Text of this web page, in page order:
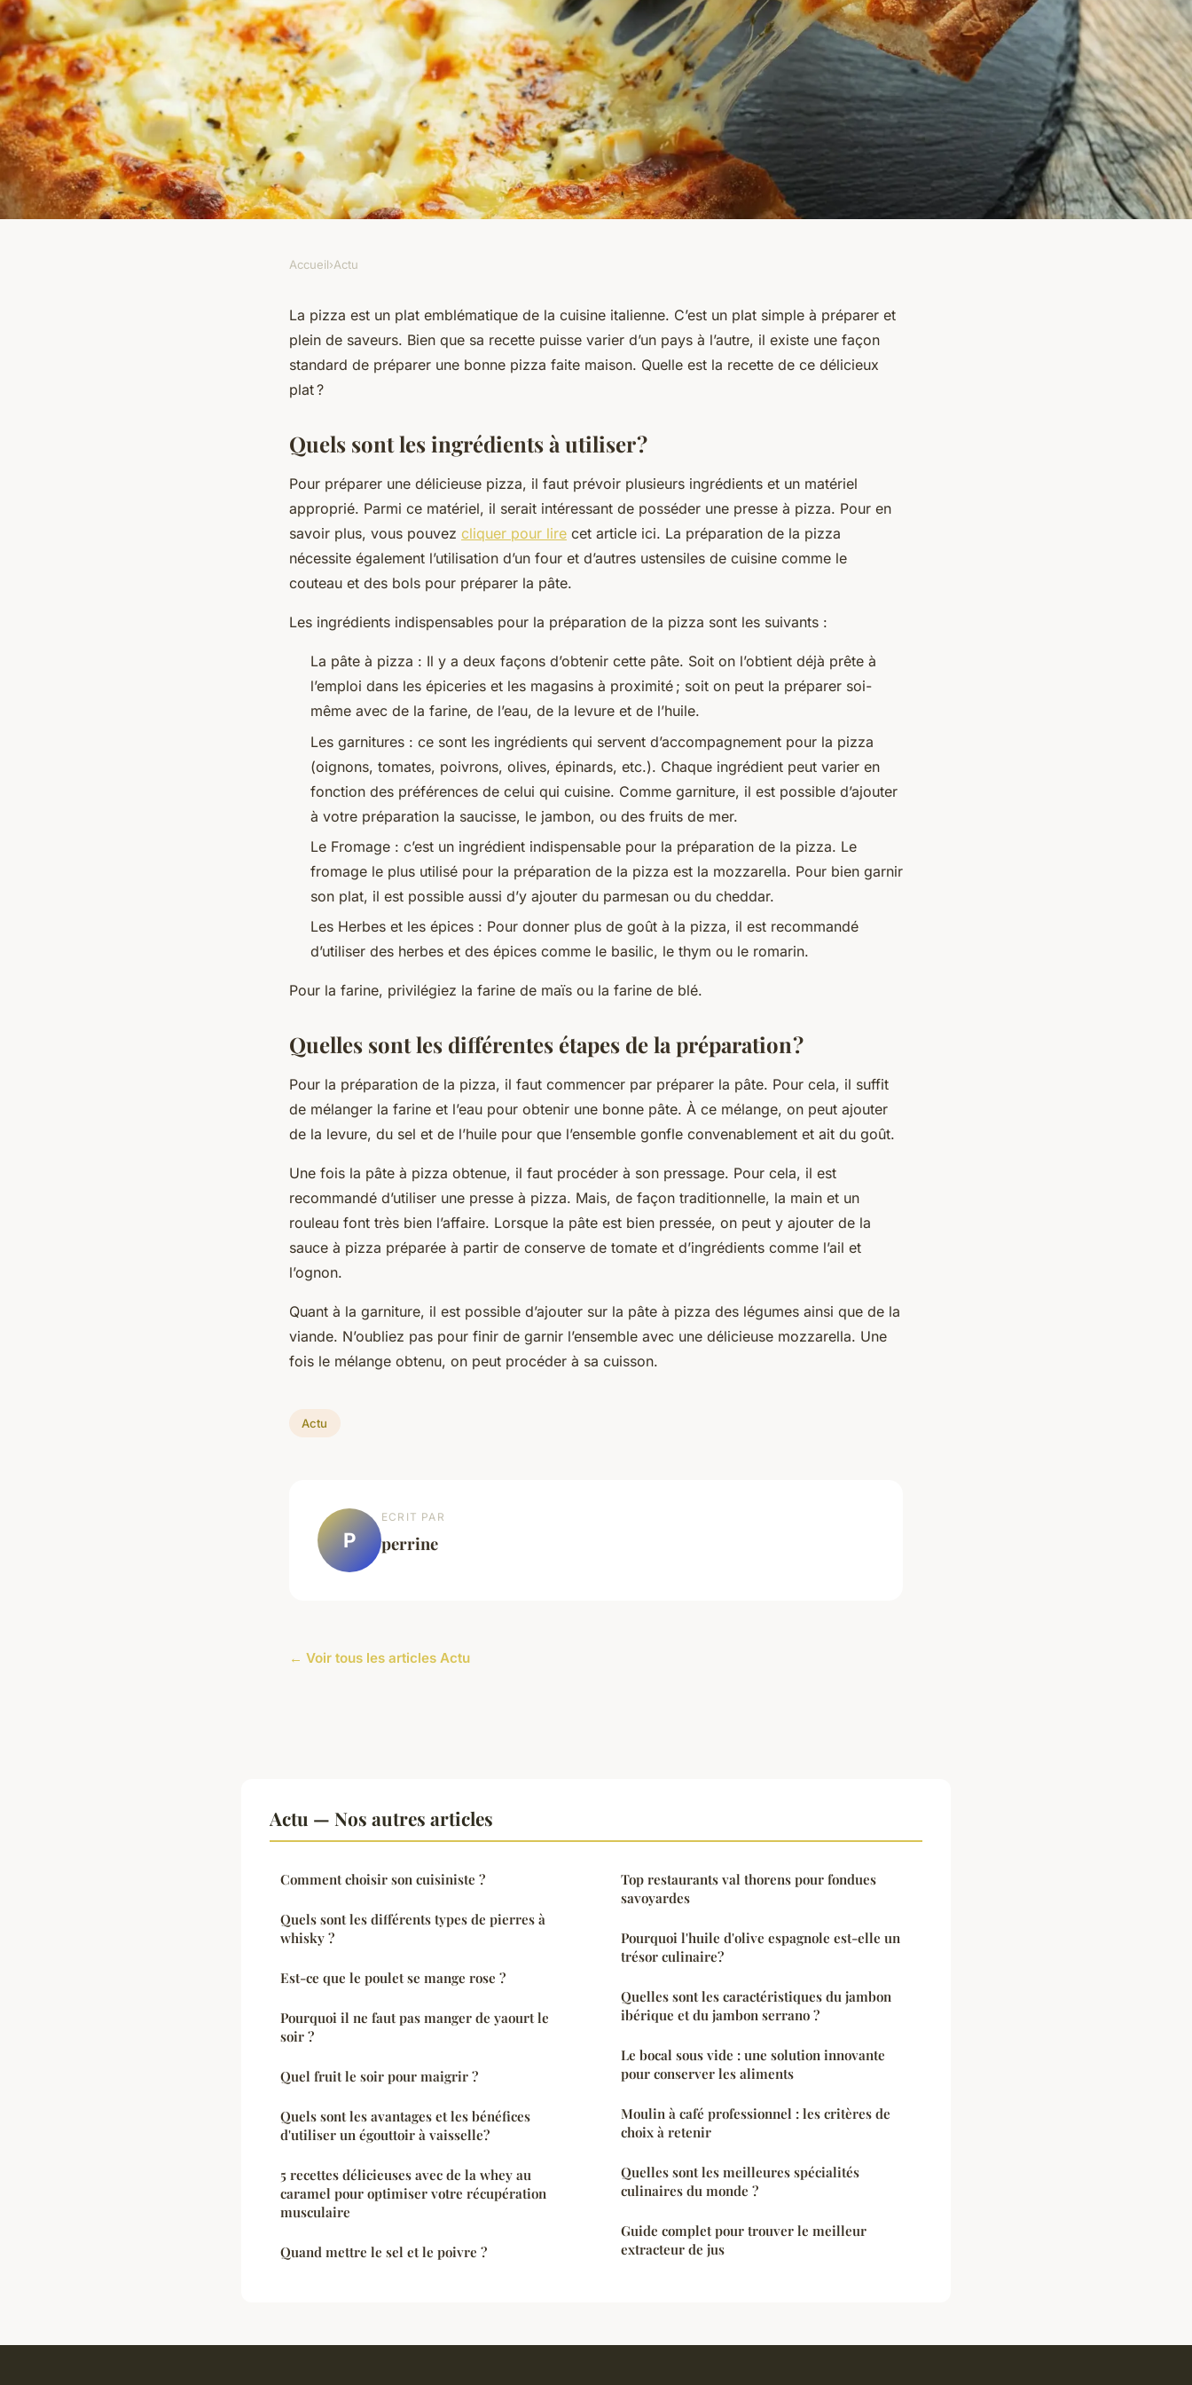
Comment préparer une délicieuse
Accueil›Actu
La pizza est un plat emblématique de la cuisine italienne. C’est un plat simple à préparer et
plein de saveurs. Bien que sa recette puisse varier d’un pays à l’autre, il existe une façon
standard de préparer une bonne pizza faite maison. Quelle est la recette de ce délicieux
plat ?
Quels sont les ingrédients à utiliser ?
Pour préparer une délicieuse pizza, il faut prévoir plusieurs ingrédients et un matériel
approprié. Parmi ce matériel, il serait intéressant de posséder une presse à pizza. Pour en
savoir plus, vous pouvez cliquer pour lire cet article ici. La préparation de la pizza
nécessite également l’utilisation d’un four et d’autres ustensiles de cuisine comme le
couteau et des bols pour préparer la pâte.
Les ingrédients indispensables pour la préparation de la pizza sont les suivants :
La pâte à pizza : Il y a deux façons d’obtenir cette pâte. Soit on l’obtient déjà prête à
l’emploi dans les épiceries et les magasins à proximité ; soit on peut la préparer soi-
même avec de la farine, de l’eau, de la levure et de l’huile.
Les garnitures : ce sont les ingrédients qui servent d’accompagnement pour la pizza
(oignons, tomates, poivrons, olives, épinards, etc.). Chaque ingrédient peut varier en
fonction des préférences de celui qui cuisine. Comme garniture, il est possible d’ajouter
à votre préparation la saucisse, le jambon, ou des fruits de mer.
Le Fromage : c’est un ingrédient indispensable pour la préparation de la pizza. Le
fromage le plus utilisé pour la préparation de la pizza est la mozzarella. Pour bien garnir
son plat, il est possible aussi d’y ajouter du parmesan ou du cheddar.
Les Herbes et les épices : Pour donner plus de goût à la pizza, il est recommandé
d’utiliser des herbes et des épices comme le basilic, le thym ou le romarin.
Pour la farine, privilégiez la farine de maïs ou la farine de blé.
Quelles sont les différentes étapes de la préparation ?
Pour la préparation de la pizza, il faut commencer par préparer la pâte. Pour cela, il suffit
de mélanger la farine et l’eau pour obtenir une bonne pâte. À ce mélange, on peut ajouter
de la levure, du sel et de l’huile pour que l’ensemble gonfle convenablement et ait du goût.
Une fois la pâte à pizza obtenue, il faut procéder à son pressage. Pour cela, il est
recommandé d’utiliser une presse à pizza. Mais, de façon traditionnelle, la main et un
rouleau font très bien l’affaire. Lorsque la pâte est bien pressée, on peut y ajouter de la
sauce à pizza préparée à partir de conserve de tomate et d’ingrédients comme l’ail et
l’ognon.
Quant à la garniture, il est possible d’ajouter sur la pâte à pizza des légumes ainsi que de la
viande. N’oubliez pas pour finir de garnir l’ensemble avec une délicieuse mozzarella. Une
fois le mélange obtenu, on peut procéder à sa cuisson.
Actu
P
ECRIT PAR
perrine
← Voir tous les articles Actu
Actu — Nos autres articles
Comment choisir son cuisiniste ?
Quels sont les différents types de pierres à
whisky ?
Est-ce que le poulet se mange rose ?
Pourquoi il ne faut pas manger de yaourt le
soir ?
Quel fruit le soir pour maigrir ?
Quels sont les avantages et les bénéfices
d'utiliser un égouttoir à vaisselle?
5 recettes délicieuses avec de la whey au
caramel pour optimiser votre récupération
musculaire
Quand mettre le sel et le poivre ?
Top restaurants val thorens pour fondues
savoyardes
Pourquoi l'huile d'olive espagnole est-elle un
trésor culinaire?
Quelles sont les caractéristiques du jambon
ibérique et du jambon serrano ?
Le bocal sous vide : une solution innovante
pour conserver les aliments
Moulin à café professionnel : les critères de
choix à retenir
Quelles sont les meilleures spécialités
culinaires du monde ?
Guide complet pour trouver le meilleur
extracteur de jus